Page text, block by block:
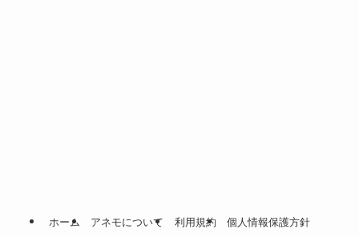
ホーム アネモについて 利用規約 個人情報保護方針